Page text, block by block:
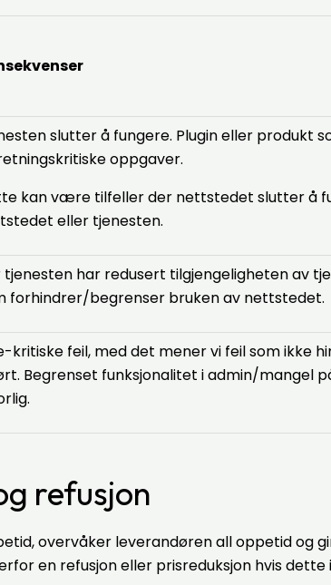
slutter å fungere. Plugin eller produkt
oppgaver.
kan være tilfeller der nettstedet slutter å
eller tjenesten.
tjenesten har redusert tilgjengeligheten av
forhindrer/begrenser bruken av nettstedet.
kritiske feil, med det mener vi feil som ikke
Begrenset funksjonalitet i admin/mangel
refusjon
overvåker leverandøren all oppetid
en refusjon eller prisreduksjon hvis dette